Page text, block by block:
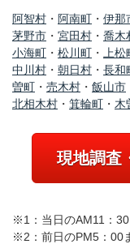
阿智村 ・ 阿南町 ・ 伊那
茅野市 ・ 宮田村 ・ 喬木
小海町 ・ 松川町 ・ 上松
中川村 ・ 朝日村 ・ 長和
曽町 ・ 売木村 ・ 飯山市
北相木村 ・ 箕輪町 ・ 木
現地調査
※1：当日のAM11：30
※2：前日のPM5：00